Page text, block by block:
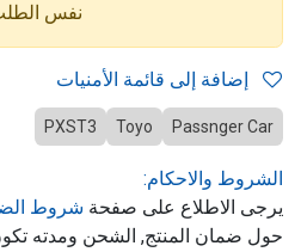
نفس
Passnger Car
Toyo
PXST3
الشروط والاحكام:
يرجى الاطلاع على صفحة شروط
حول ضمان المنتج, الشحن ومدته